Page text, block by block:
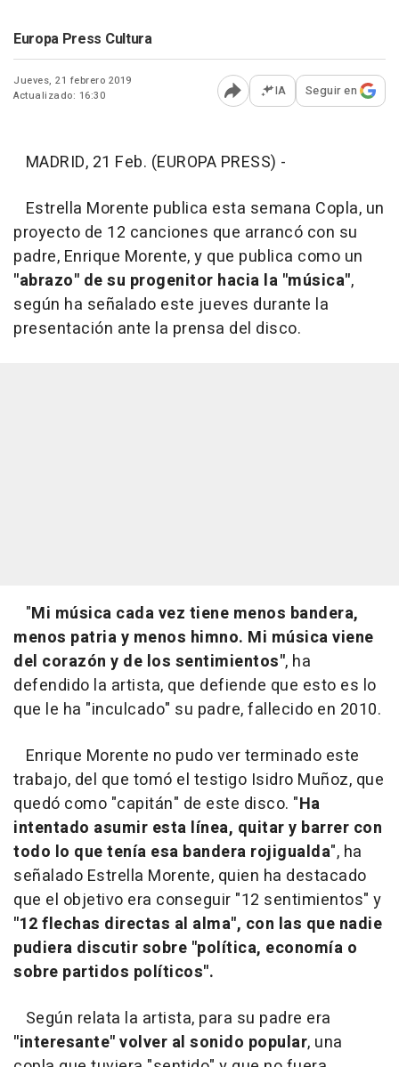
Europa Press Cultura
Jueves, 21 febrero 2019
Actualizado: 16:30
Abrir opciones para
IA Seguir en
MADRID, 21 Feb. (EUROPA PRESS) -
Estrella Morente publica esta semana Copla, un
proyecto de 12 canciones que arrancó con su
padre, Enrique Morente, y que publica como un
"abrazo" de su progenitor hacia la "música",
según ha señalado este jueves durante la
presentación ante la prensa del disco.
"Mi música cada vez tiene menos bandera,
menos patria y menos himno. Mi música viene
del corazón y de los sentimientos", ha
defendido la artista, que defiende que esto es lo
que le ha "inculcado" su padre, fallecido en 2010.
Enrique Morente no pudo ver terminado este
trabajo, del que tomó el testigo Isidro Muñoz, que
quedó como "capitán" de este disco. "Ha
intentado asumir esta línea, quitar y barrer con
todo lo que tenía esa bandera rojigualda", ha
señalado Estrella Morente, quien ha destacado
que el objetivo era conseguir "12 sentimientos" y
"12 flechas directas al alma", con las que nadie
pudiera discutir sobre "política, economía o
sobre partidos políticos".
Según relata la artista, para su padre era
"interesante" volver al sonido popular, una